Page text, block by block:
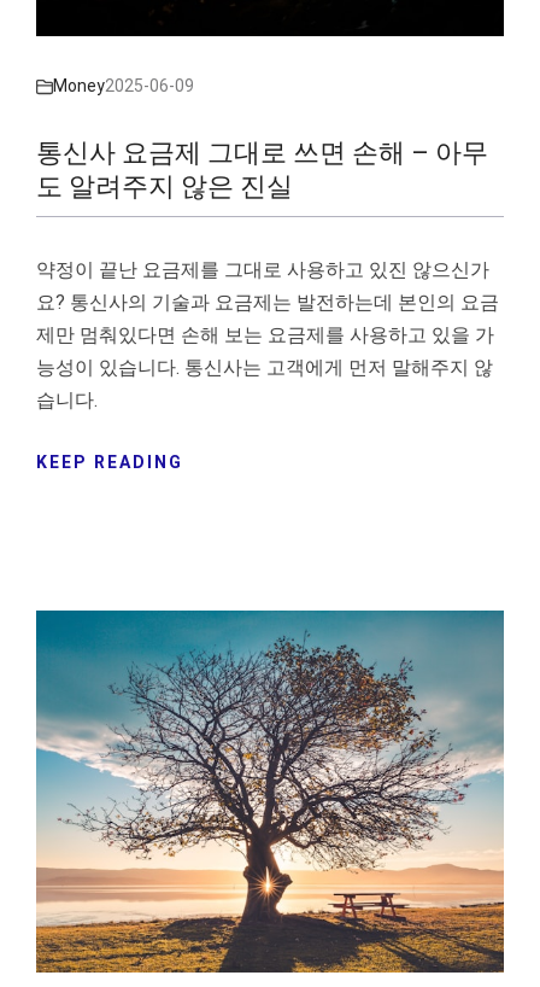
Money2025-06-09
통신사 요금제 그대로 쓰면 손해 – 아무
도 알려주지 않은 진실
약정이 끝난 요금제를 그대로 사용하고 있진 않으신가
요? 통신사의 기술과 요금제는 발전하는데 본인의 요금
제만 멈춰있다면 손해 보는 요금제를 사용하고 있을 가
능성이 있습니다. 통신사는 고객에게 먼저 말해주지 않
습니다.
KEEP READING